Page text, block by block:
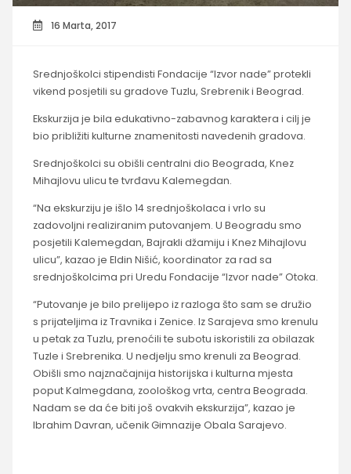
16 Marta, 2017
Srednjoškolci stipendisti Fondacije “Izvor nade” protekli
vikend posjetili su gradove Tuzlu, Srebrenik i Beograd.
Ekskurzija je bila edukativno-zabavnog karaktera i cilj je
bio približiti kulturne znamenitosti navedenih gradova.
Srednjoškolci su obišli centralni dio Beograda, Knez
Mihajlovu ulicu te tvrđavu Kalemegdan.
“Na ekskurziju je išlo 14 srednjoškolaca i vrlo su
zadovoljni realiziranim putovanjem. U Beogradu smo
posjetili Kalemegdan, Bajrakli džamiju i Knez Mihajlovu
ulicu”, kazao je Eldin Nišić, koordinator za rad sa
srednjoškolcima pri Uredu Fondacije “Izvor nade” Otoka.
“Putovanje je bilo prelijepo iz razloga što sam se družio
s prijateljima iz Travnika i Zenice. Iz Sarajeva smo krenulu
u petak za Tuzlu, prenoćili te subotu iskoristili za obilazak
Tuzle i Srebrenika. U nedjelju smo krenuli za Beograd.
Obišli smo najznačajnija historijska i kulturna mjesta
poput Kalmegdana, zoološkog vrta, centra Beograda.
Nadam se da će biti još ovakvih ekskurzija”, kazao je
Ibrahim Davran, učenik Gimnazije Obala Sarajevo.